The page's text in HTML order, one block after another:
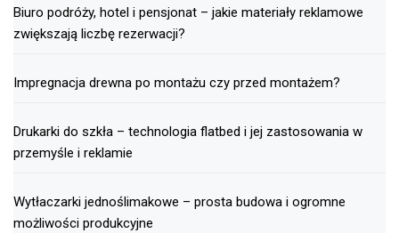
Biuro podróży, hotel i pensjonat – jakie materiały reklamowe
zwiększają liczbę rezerwacji?
Impregnacja drewna po montażu czy przed montażem?
Drukarki do szkła – technologia flatbed i jej zastosowania w
przemyśle i reklamie
Wytłaczarki jednoślimakowe – prosta budowa i ogromne
możliwości produkcyjne